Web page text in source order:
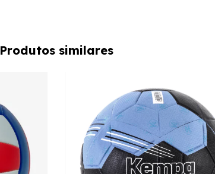
Produtos similares